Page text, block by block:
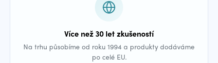
Více než 30 let zkušeností
Na trhu působíme od roku 1994 a produkty dodáváme
po celé EU.